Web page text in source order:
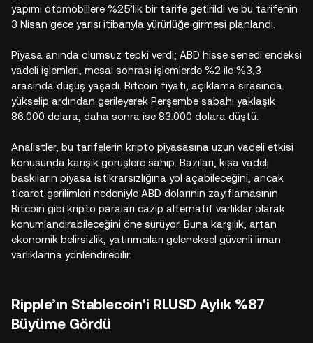
yapımı otomobillere %25’lik bir tarife getirildi ve bu tarifenin
3 Nisan gece yarısı itibarıyla yürürlüğe girmesi planlandı.
Piyasa anında olumsuz tepki verdi; ABD hisse senedi endeksi
vadeli işlemleri, mesai sonrası işlemlerde %2 ile %3,3
arasında düşüş yaşadı. Bitcoin fiyatı, açıklama sırasında
yükselip ardından gerileyerek Perşembe sabahı yaklaşık
86.000 dolara, daha sonra ise 83.000 dolara düştü.
Analistler, bu tarifelerin kripto piyasasına uzun vadeli etkisi
konusunda karışık görüşlere sahip. Bazıları, kısa vadeli
baskıların piyasa istikrarsızlığına yol açabileceğini, ancak
ticaret gerilimleri nedeniyle ABD dolarının zayıflamasının
Bitcoin gibi kripto paraları cazip alternatif varlıklar olarak
konumlandırabileceğini öne sürüyor. Buna karşılık, artan
ekonomik belirsizlik, yatırımcıları geleneksel güvenli liman
varlıklarına yönlendirebilir.
Ripple’ın Stablecoin'i RLUSD Aylık %87
Büyüme Gördü